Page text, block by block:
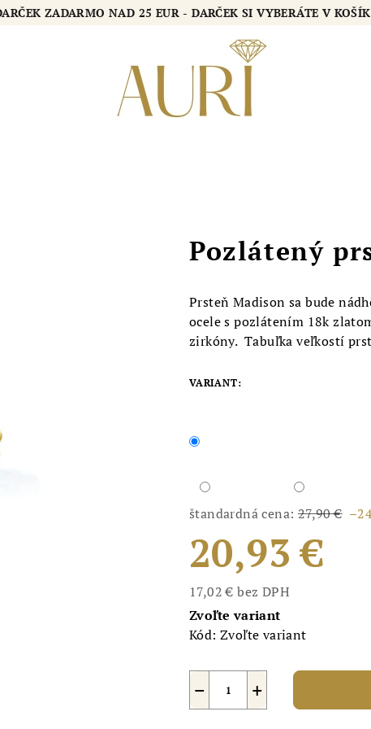
DARČEK ZADARMO NAD 25 EUR - DARČEK SI VYBERÁTE V
Pozlátený
Prsteň Madison sa bude
ocele s pozlátením 18k
zirkóny. Tabuľka veľkostí
VARIANT:
štandardná cena: 27,90 €
20,93 €
17,02 € bez DPH
Jednotková
cena:
Zvoľte variant
Kód: Zvoľte variant
+
−